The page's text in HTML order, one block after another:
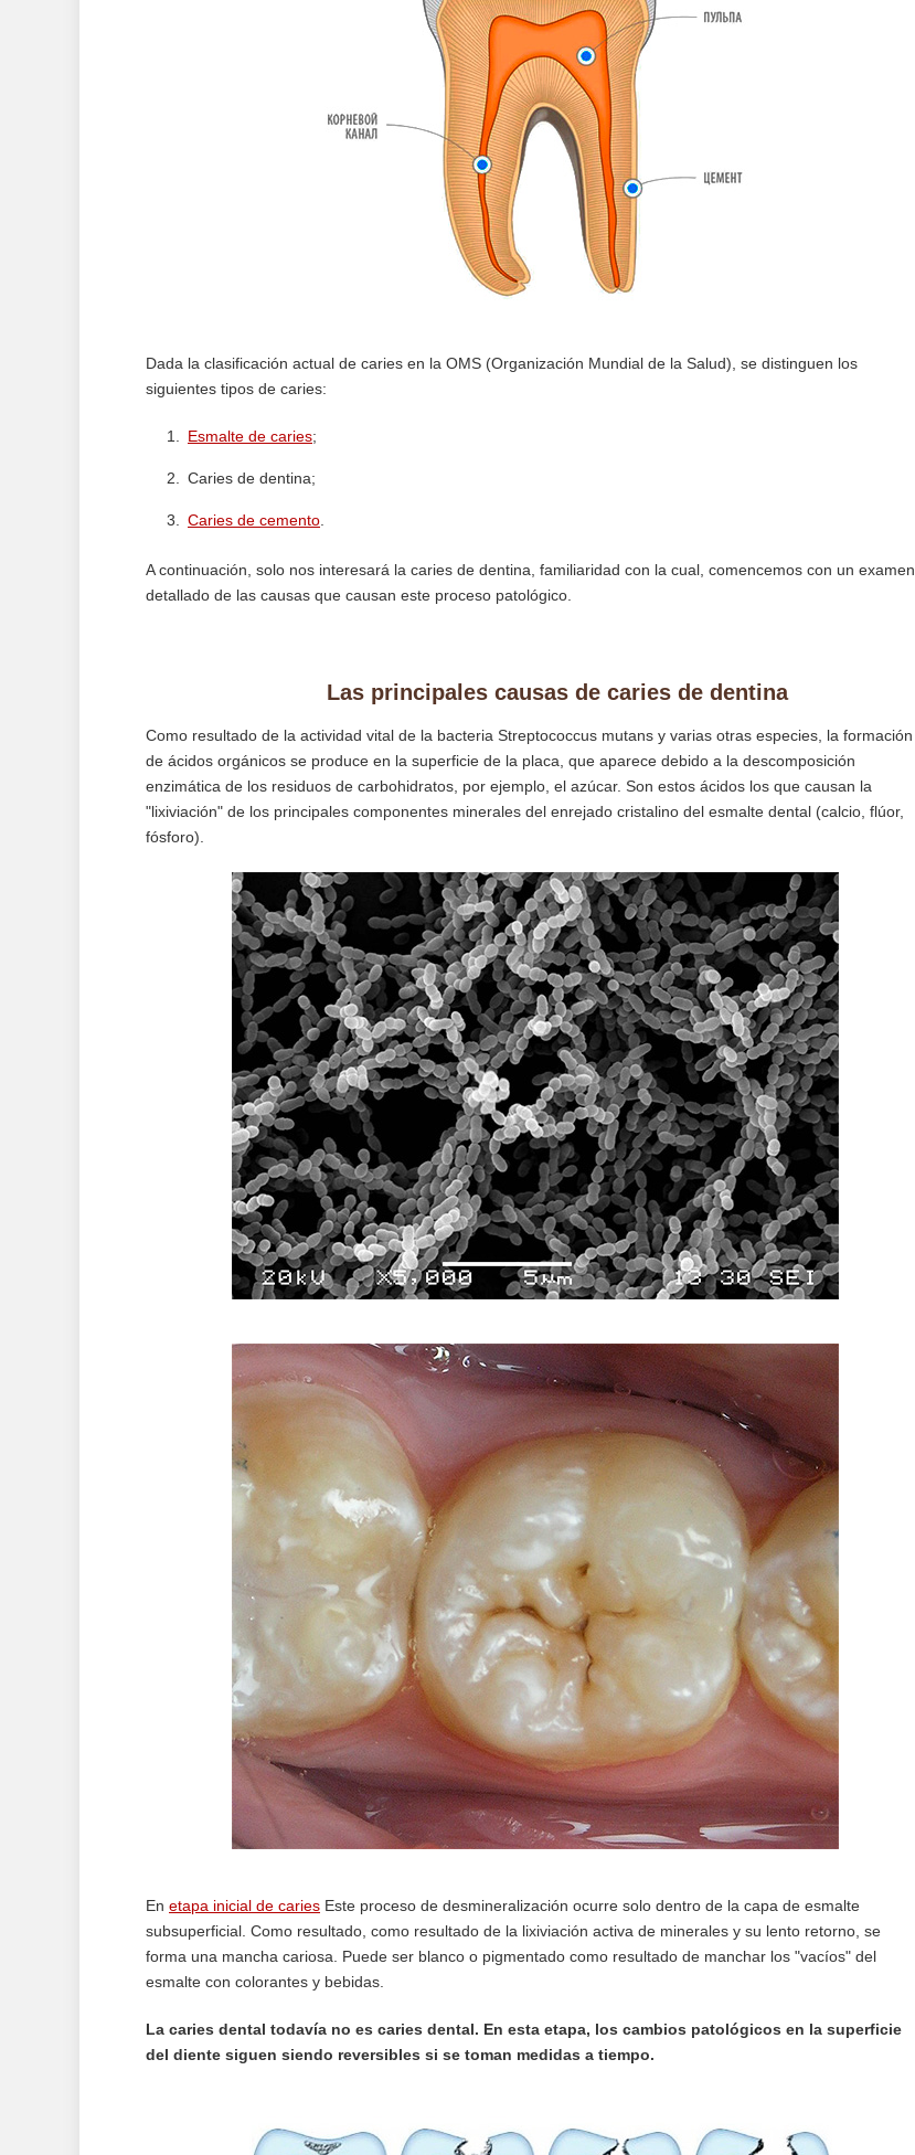
Dada la clasificación actual de caries en la OMS (Organización Mundial de la Salud), se distinguen los
siguientes tipos de caries:
Esmalte de caries;
Caries de dentina;
Caries de cemento
A continuación, solo nos interesará la caries de dentina, familiaridad con la cual, comencemos con un examen
detallado de las causas que causan este proceso patológico.
Las principales causas de caries de dentina
Como resultado de la actividad vital de la bacteria Streptococcus mutans y varias otras especies, la formación
de ácidos orgánicos se produce en la superficie de la placa, que aparece debido a la descomposición
enzimática de los residuos de carbohidratos, por ejemplo, el azúcar. Son estos ácidos los que causan la
"lixiviación" de los principales componentes minerales del enrejado cristalino del esmalte dental (calcio, flúor,
fósforo).
En etapa inicial de caries Este proceso de desmineralización ocurre solo dentro de la capa de esmalte
subsuperficial. Como resultado, como resultado de la lixiviación activa de minerales y su lento retorno, se
forma una mancha cariosa. Puede ser blanco o pigmentado como resultado de manchar los "vacíos" del
esmalte con colorantes y bebidas.
La caries dental todavía no es caries dental. En esta etapa, los cambios patológicos en la superficie
del diente siguen siendo reversibles si se toman medidas a tiempo.